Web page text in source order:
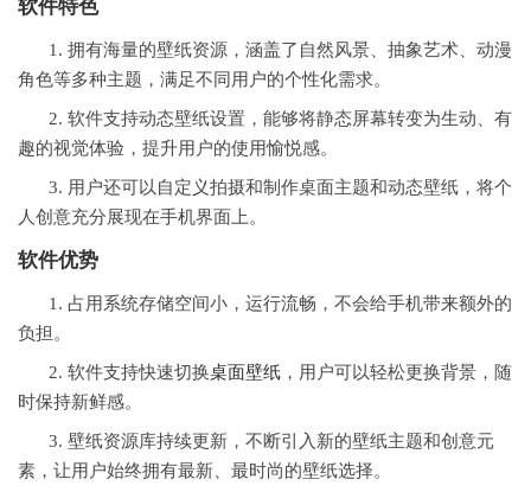
软件特色
1. 拥有海量的壁纸资源，涵盖了自然风景、抽象艺术、动漫
角色等多种主题，满足不同用户的个性化需求。
2. 软件支持动态壁纸设置，能够将静态屏幕转变为生动、有
趣的视觉体验，提升用户的使用愉悦感。
3. 用户还可以自定义拍摄和制作桌面主题和动态壁纸，将个
人创意充分展现在手机界面上。
软件优势
1. 占用系统存储空间小，运行流畅，不会给手机带来额外的
负担。
2. 软件支持快速切换桌面壁纸 ，用户可以轻松更换背景，随
时保持新鲜感。
3. 壁纸资源库持续更新，不断引入新的壁纸主题和创意元
素，让用户始终拥有最新、最时尚的壁纸选择。